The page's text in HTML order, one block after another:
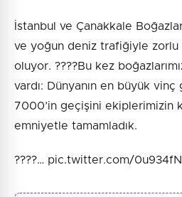
İstanbul ve Çanakkale
ve yoğun deniz trafiğiyle zorlu
oluyor. ????Bu kez
vardı: Dünyanın en büyük
7000’in geçişini ekiplerimizin
emniyetle tamamladık.
????️… pic.twitter.com/